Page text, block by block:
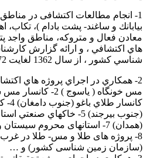
1- انجام مطالعات اكتشافی در
بيابانك و ساغند- پشت بادام )، تكاب،
معادن فعال و متروكه، مناطق واجد
هاي اكتشافي ، و ارائه گزارش
شناسي كشور ، از سال 1362 لغايت 1372
(همدان) 7- استانهای محروم
8- پروژه های طلا و مس- طلا در
(سازمان زمین شناسی کشور) و …